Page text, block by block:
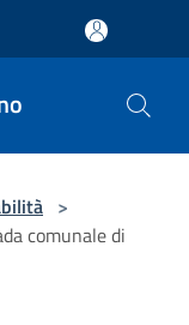
>
comunale di